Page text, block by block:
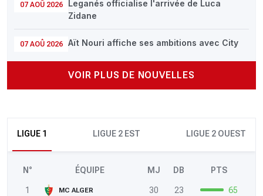
07 AOÛ 2026
Leganés officialise l'arrivée de Luca
Zidane
07 AOÛ 2026 Aït Nouri affiche ses ambitions avec City
VOIR PLUS DE NOUVELLES
LIGUE 1 LIGUE 2 EST LIGUE 2 OUEST
N° ÉQUIPE MJ DB PTS
1 MC ALGER 30 23
65